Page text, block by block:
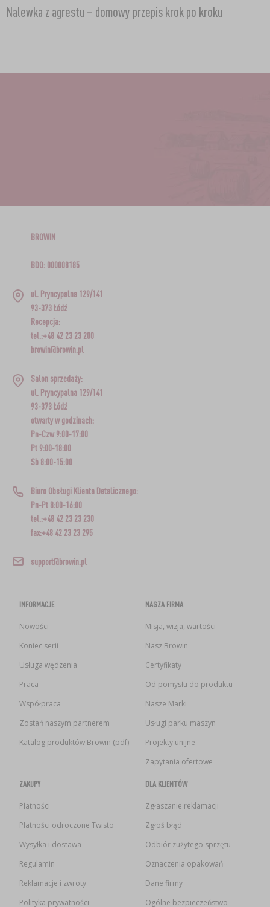
Nalewka z agrestu – domowy przepis krok po kroku
BROWIN
BDO: 000008185
ul. Pryncypalna 129/141
93-373 Łódź
Recepcja:
tel.:+48 42 23 23 200
browin@browin.pl
Salon sprzedaży:
ul. Pryncypalna 129/141
93-373 Łódź
otwarty w godzinach:
Pn-Czw 9:00-17:00
Pt 9:00-18:00
Sb 8:00-15:00
Biuro Obsługi Klienta Detalicznego:
Pn-Pt 8:00-16:00
tel.:+48 42 23 23 230
fax:+48 42 23 23 295
support@browin.pl
INFORMACJE
Nowości
Koniec serii
Usługa wędzenia
Praca
Współpraca
Zostań naszym partnerem
Katalog produktów Browin (pdf)
NASZA FIRMA
Misja, wizja, wartości
Nasz Browin
Certyfikaty
Od pomysłu do produktu
Nasze Marki
Usługi parku maszyn
Projekty unijne
Zapytania ofertowe
ZAKUPY
Płatności
Płatności odroczone Twisto
Wysyłka i dostawa
Regulamin
Reklamacje i zwroty
Polityka prywatności
DLA KLIENTÓW
Zgłaszanie reklamacji
Zgłoś błąd
Odbiór zużytego sprzętu
Oznaczenia opakowań
Dane firmy
Ogólne bezpieczeństwo